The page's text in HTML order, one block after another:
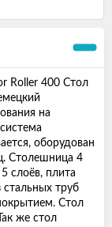
Roller 400 Стол
на
оборудован
Столешница 4
слоёв, плита
стальных труб
Стол
же стол